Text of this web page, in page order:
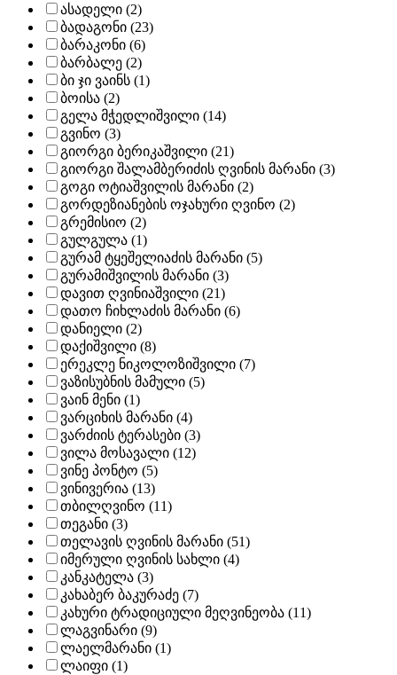
ასადელი (2)
ბადაგონი (23)
ბარაკონი (6)
ბარბალე (2)
ბი ჯი ვაინს (1)
ბოისა (2)
გელა მჭედლიშვილი (14)
გვინო (3)
გიორგი ბერიკაშვილი (21)
გიორგი შალამბერიძის ღვინის მარანი (3)
გოგი ოტიაშვილის მარანი (2)
გორდეზიანების ოჯახური ღვინო (2)
გრემისიო (2)
გულგულა (1)
გურამ ტყეშელიაძის მარანი (5)
გურამიშვილის მარანი (3)
დავით ღვინიაშვილი (21)
დათო ჩიხლაძის მარანი (6)
დანიელი (2)
დაქიშვილი (8)
ერეკლე ნიკოლოზიშვილი (7)
ვაზისუბნის მამული (5)
ვაინ მენი (1)
ვარციხის მარანი (4)
ვარძიის ტერასები (3)
ვილა მოსავალი (12)
ვინე პონტო (5)
ვინივერია (13)
თბილღვინო (11)
თეგანი (3)
თელავის ღვინის მარანი (51)
იმერული ღვინის სახლი (4)
კანკატელა (3)
კახაბერ ბაკურაძე (7)
კახური ტრადიციული მეღვინეობა (11)
ლაგვინარი (9)
ლაელმარანი (1)
ლაიფი (1)